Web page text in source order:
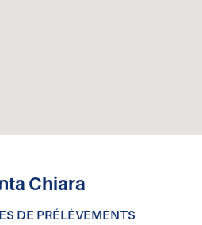
Chiara
DE PRÉLÈVEMENTS